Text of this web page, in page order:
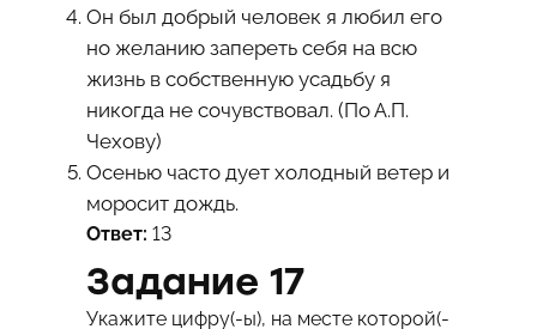
Он был добрый человек я любил его
но желанию запереть себя на всю
жизнь в собственную усадьбу я
никогда не сочувствовал. (По А.П.
Чехову)
Осенью часто дует холодный ветер и
моросит дождь.
Ответ: 13
Задание 17
Укажите цифру(-ы), на месте которой(-